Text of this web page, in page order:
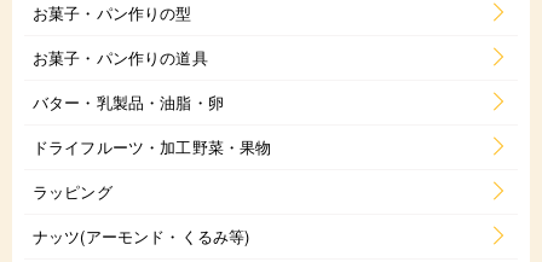
お菓子・パン作りの型
お菓子・パン作りの道具
バター・乳製品・油脂・卵
ドライフルーツ・加工野菜・果物
ラッピング
ナッツ(アーモンド・くるみ等)